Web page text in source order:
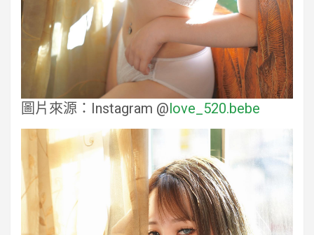
圖片來源：Instagram @love_520.bebe